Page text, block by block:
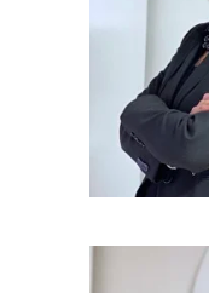
10 anni di
Credo che
merita di